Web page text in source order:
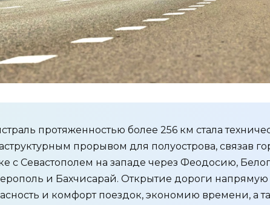
протяженностью более 256 км стала
прорывом для полуострова, связав
с Севастополем на западе через Феодосию,
и Бахчисарай. Открытие дороги напрямую
и комфорт поездок, экономию времени, а